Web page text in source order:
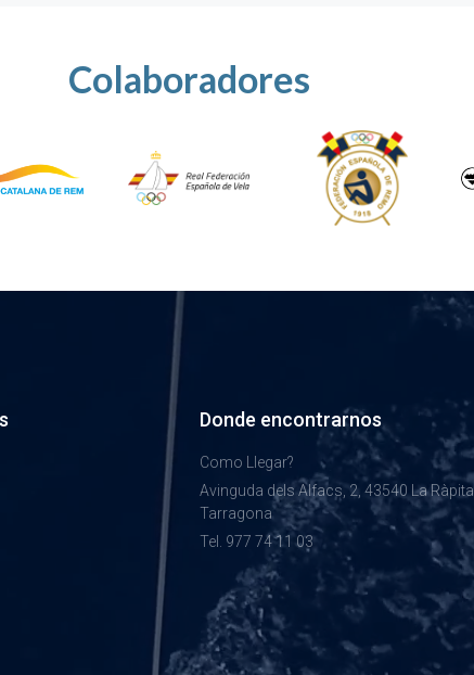
Colaboradores
Donde encontrarnos
Como Llegar?
Avinguda dels Alfacs, 2, 43540 La Ràpita,
Tarragona
Tel. 977 74 11 03